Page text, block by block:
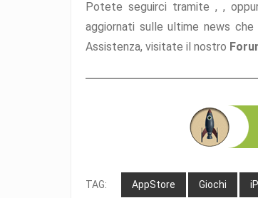
Potete seguirci tramite , ,
aggiornati sulle ultime news che
Assistenza, visitate il nostro
TAG: AppStore Giochi